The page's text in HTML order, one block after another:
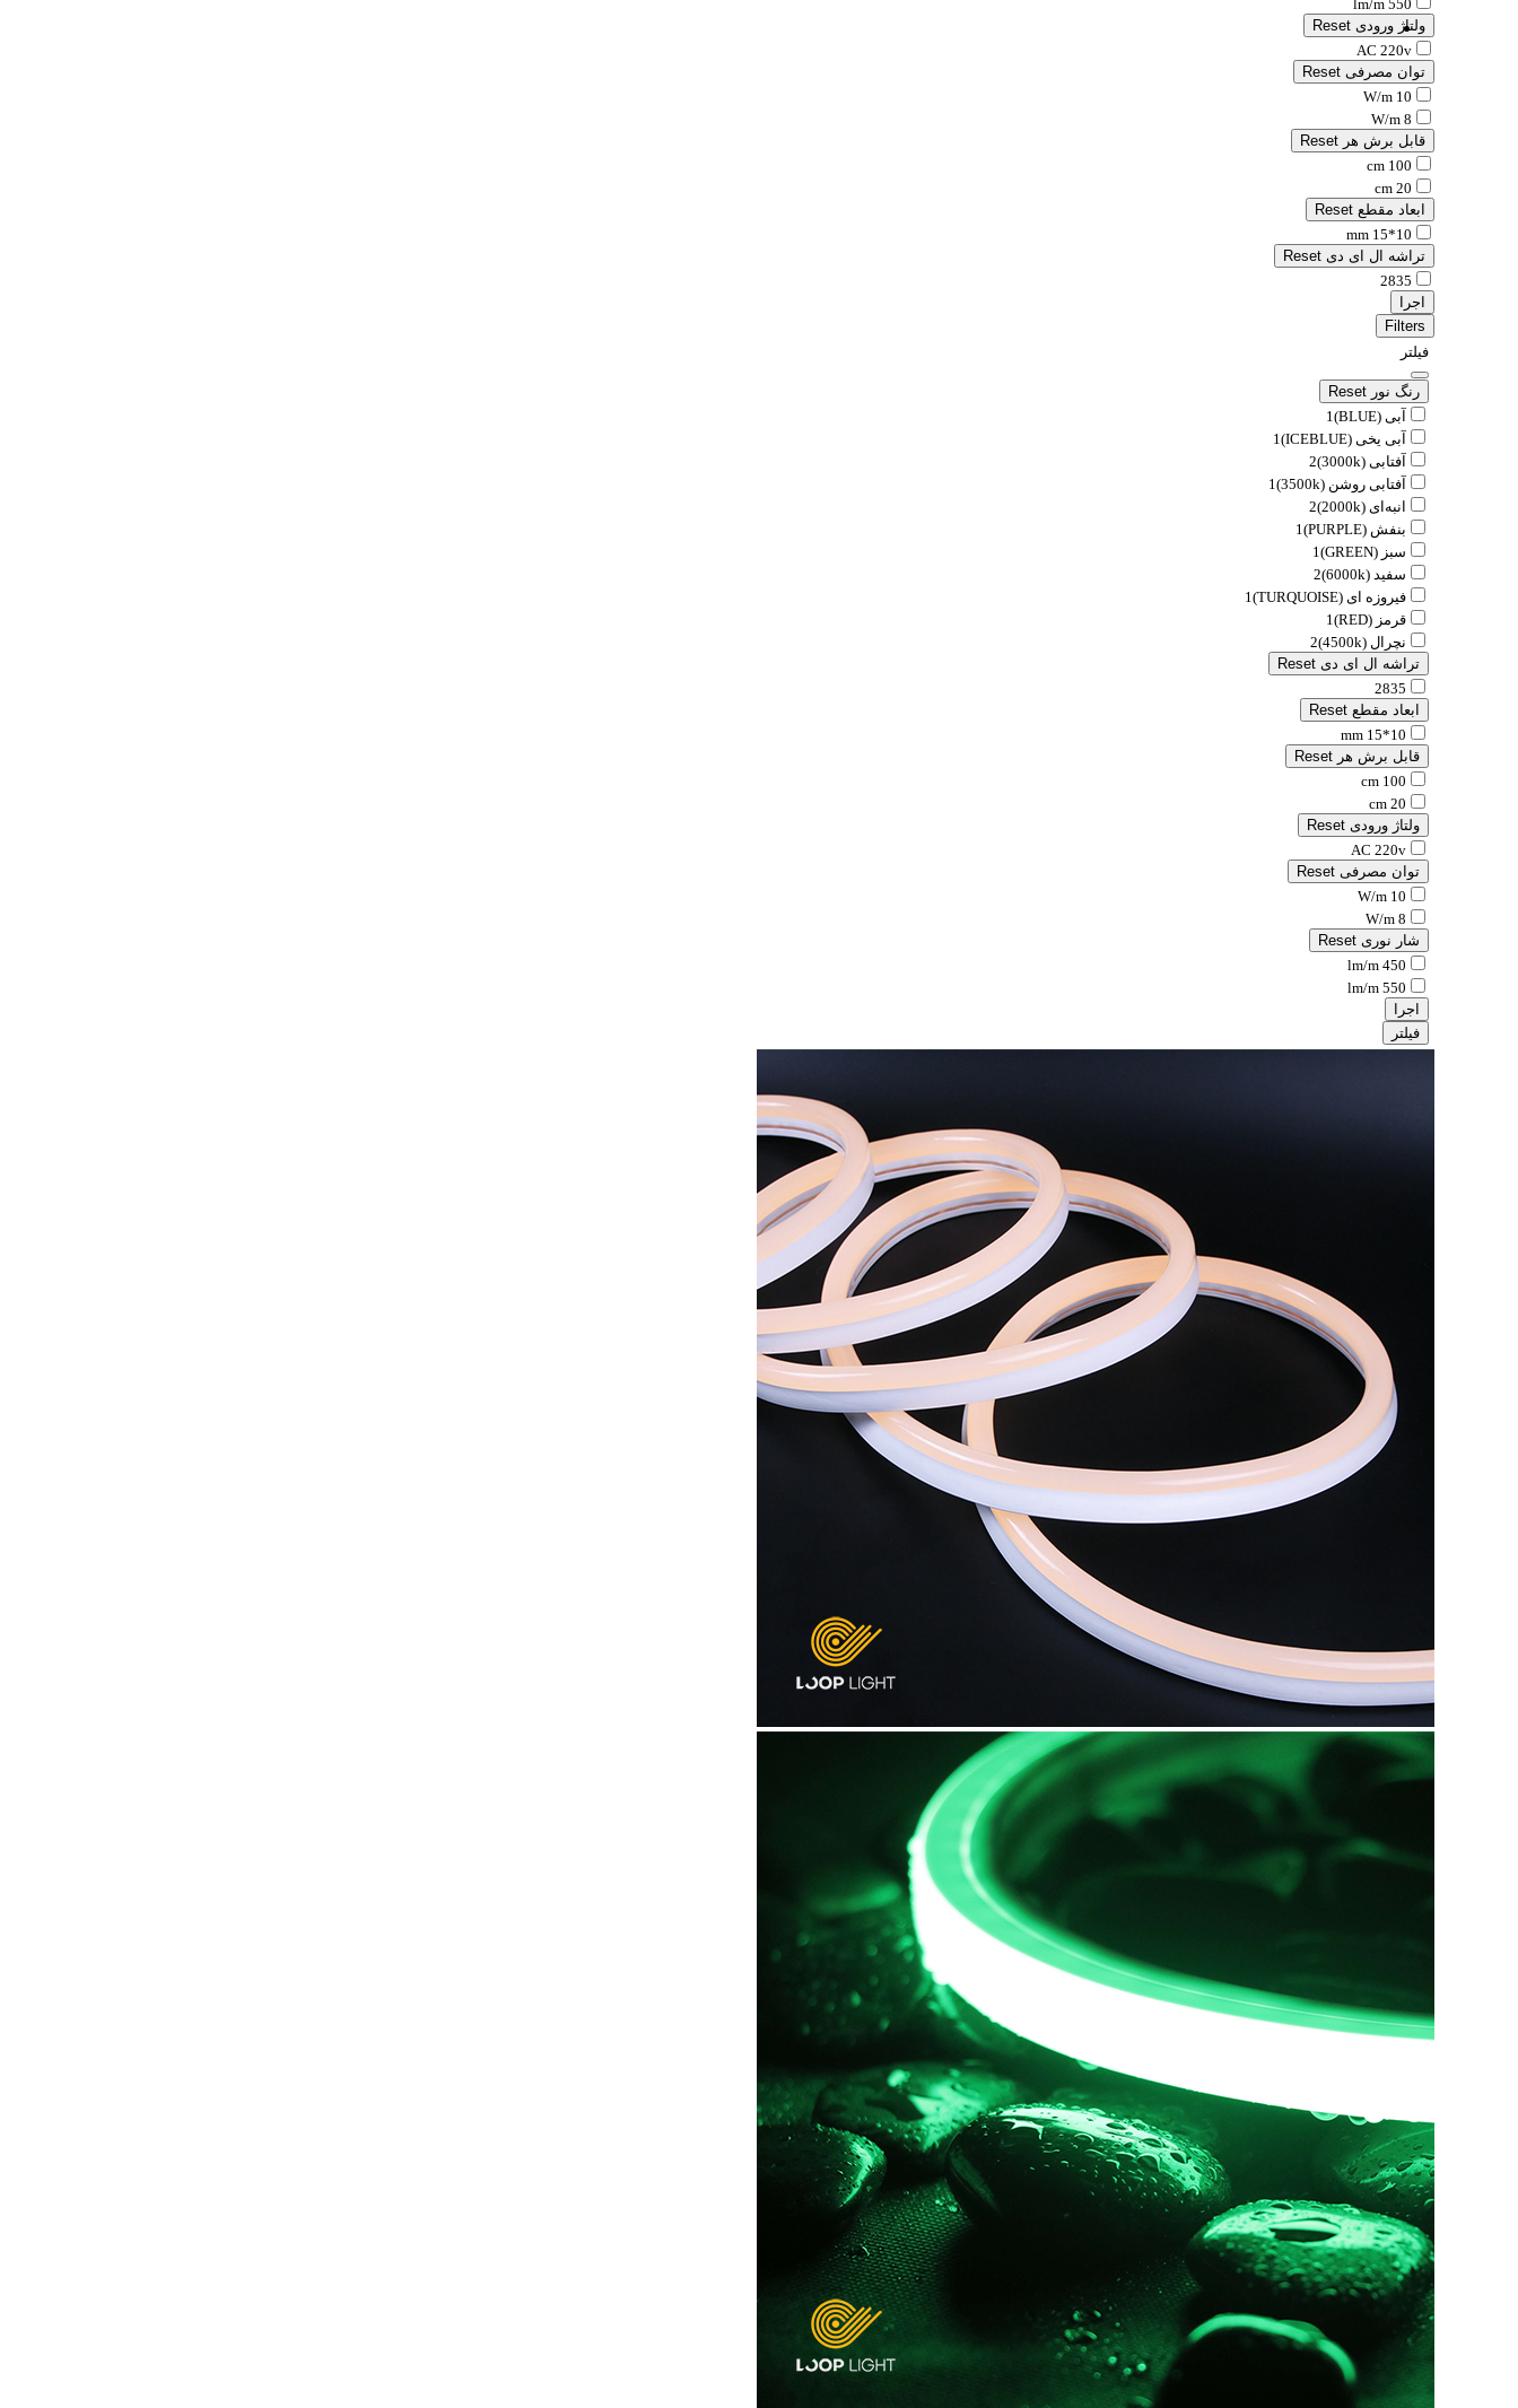
550 lm/m
ولتاژ ورودیReset
AC 220v
توان مصرفیReset
10 W/m
8 W/m
قابل برش هرReset
100 cm
20 cm
ابعاد مقطعReset
10*15 mm
تراشه ال ای دیReset
2835
اجرا
Filters
فیلتر
رنگ نورReset
آبی (BLUE)
1
آبی یخی (ICEBLUE)
1
آفتابی (3000k)
2
آفتابی روشن (3500k)
1
انبه‌ای (2000k)
2
بنفش (PURPLE)
1
سبز (GREEN)
1
سفید (6000k)
2
فیروزه ای (TURQUOISE)
1
قرمز (RED)
1
نچرال (4500k)
2
تراشه ال ای دیReset
2835
ابعاد مقطعReset
10*15 mm
قابل برش هرReset
100 cm
20 cm
ولتاژ ورودیReset
AC 220v
توان مصرفیReset
10 W/m
8 W/m
شار نوریReset
450 lm/m
550 lm/m
اجرا
فیلتر